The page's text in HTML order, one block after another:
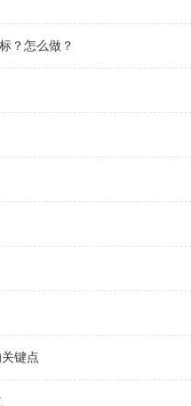
？怎么做？
键点